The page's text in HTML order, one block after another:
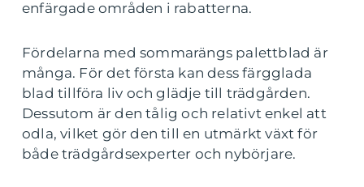
enfärgade områden i rabatterna.
Fördelarna med sommarängs palettblad är
många. För det första kan dess färgglada
blad tillföra liv och glädje till trädgården.
Dessutom är den tålig och relativt enkel att
odla, vilket gör den till en utmärkt växt för
både trädgårdsexperter och nybörjare.